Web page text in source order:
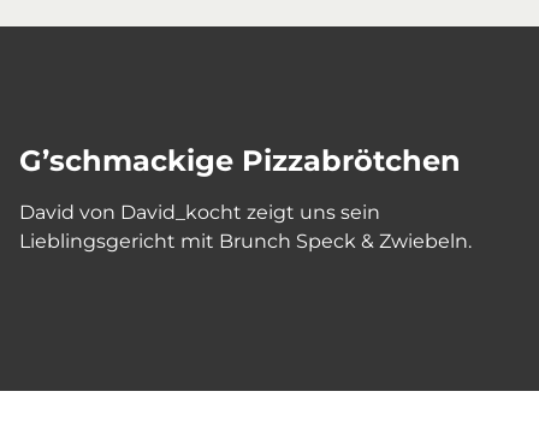
G’schmackige Pizzabrötchen
David von David_kocht zeigt uns sein
Lieblingsgericht mit Brunch Speck & Zwiebeln.